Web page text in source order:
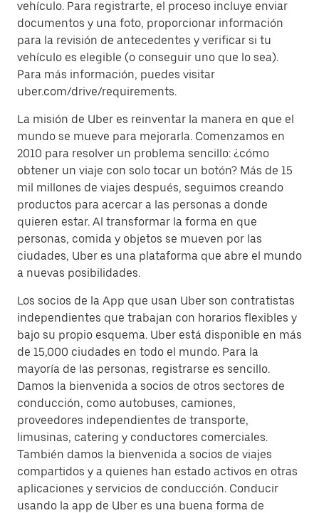
vehículo. Para registrarte, el proceso incluye enviar
documentos y una foto, proporcionar información
para la revisión de antecedentes y verificar si tu
vehículo es elegible (o conseguir uno que lo sea).
Para más información, puedes visitar
uber.com/drive/requirements.
La misión de Uber es reinventar la manera en que el
mundo se mueve para mejorarla. Comenzamos en
2010 para resolver un problema sencillo: ¿cómo
obtener un viaje con solo tocar un botón? Más de 15
mil millones de viajes después, seguimos creando
productos para acercar a las personas a donde
quieren estar. Al transformar la forma en que
personas, comida y objetos se mueven por las
ciudades, Uber es una plataforma que abre el mundo
a nuevas posibilidades.
Los socios de la App que usan Uber son contratistas
independientes que trabajan con horarios flexibles y
bajo su propio esquema. Uber está disponible en más
de 15,000 ciudades en todo el mundo. Para la
mayoría de las personas, registrarse es sencillo.
Damos la bienvenida a socios de otros sectores de
conducción, como autobuses, camiones,
proveedores independientes de transporte,
limusinas, catering y conductores comerciales.
También damos la bienvenida a socios de viajes
compartidos y a quienes han estado activos en otras
aplicaciones y servicios de conducción. Conducir
usando la app de Uber es una buena forma de